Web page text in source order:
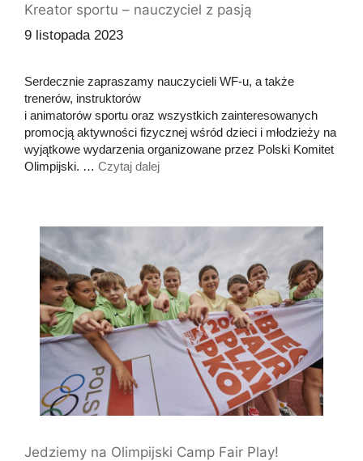
Kreator sportu – nauczyciel z pasją
9 listopada 2023
Serdecznie zapraszamy nauczycieli WF-u, a także
trenerów, instruktorów
i animatorów sportu oraz wszystkich zainteresowanych
promocją aktywności fizycznej wśród dzieci i młodzieży na
wyjątkowe wydarzenia organizowane przez Polski Komitet
Olimpijski. … Czytaj dalej
Jedziemy na Olimpijski Camp Fair Play!